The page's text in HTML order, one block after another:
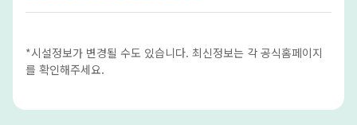
*시설정보가 변경될 수도 있습니다. 최신정보는 각 공식홈페이지
를 확인해주세요.